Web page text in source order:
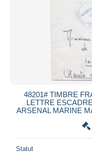
Méthodes de
Virement
Mastercard
Bancontact
iDeal
Maestro
Résidence du
Monde entier
48201# TIMBRE
LETTRE
ARSENAL MARINE
Statut